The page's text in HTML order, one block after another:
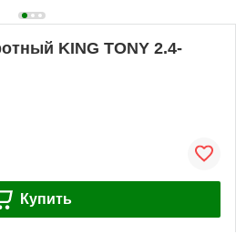
KING TONY 2.4-
Купить